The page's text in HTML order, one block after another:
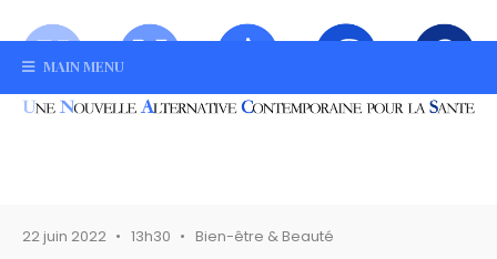
MAIN MENU
22 juin 2022 • 13h30 • Bien-être & Beauté